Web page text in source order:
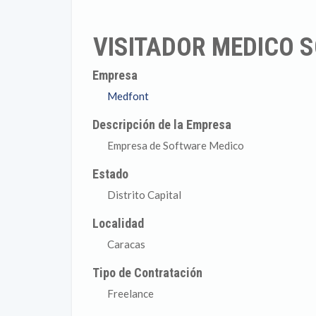
VISITADOR MEDICO
Empresa
Medfont
Descripción de la Empresa
Empresa de Software Medico
Estado
Distrito Capital
Localidad
Caracas
Tipo de Contratación
Freelance